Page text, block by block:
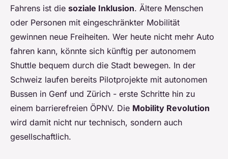
Fahrens ist die soziale Inklusion. Ältere Menschen
oder Personen mit eingeschränkter Mobilität
gewinnen neue Freiheiten. Wer heute nicht mehr Auto
fahren kann, könnte sich künftig per autonomem
Shuttle bequem durch die Stadt bewegen. In der
Schweiz laufen bereits Pilotprojekte mit autonomen
Bussen in Genf und Zürich - erste Schritte hin zu
einem barrierefreien ÖPNV. Die Mobility Revolution
wird damit nicht nur technisch, sondern auch
gesellschaftlich.